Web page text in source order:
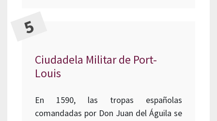
Ciudadela Militar de Port-
Louis
En 1590, las tropas españolas
comandadas por Don Juan del Águila se